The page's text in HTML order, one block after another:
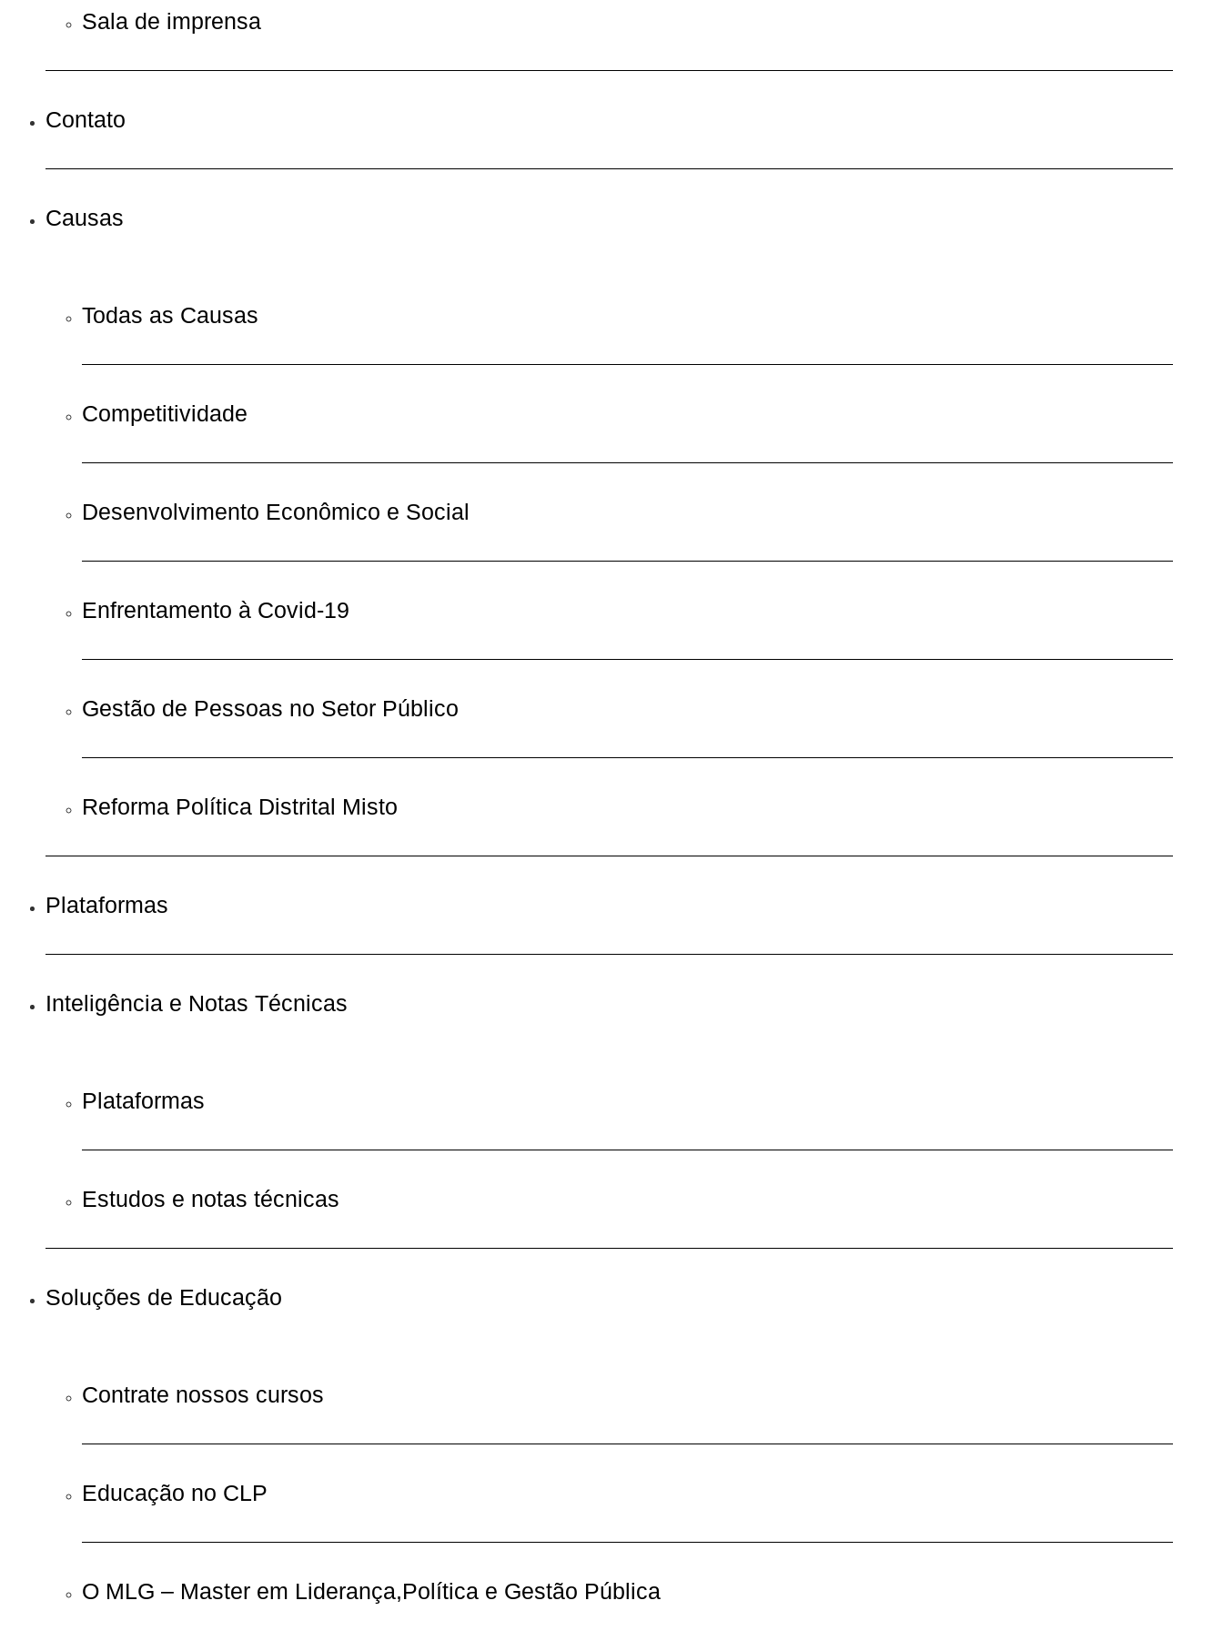
Sala de imprensa
Contato
Causas
Todas as Causas
Competitividade
Desenvolvimento Econômico e Social
Enfrentamento à Covid-19
Gestão de Pessoas no Setor Público
Reforma Política Distrital Misto
Plataformas
Inteligência e Notas Técnicas
Plataformas
Estudos e notas técnicas
Soluções de Educação
Contrate nossos cursos
Educação no CLP
O MLG – Master em Liderança,Política e Gestão Pública